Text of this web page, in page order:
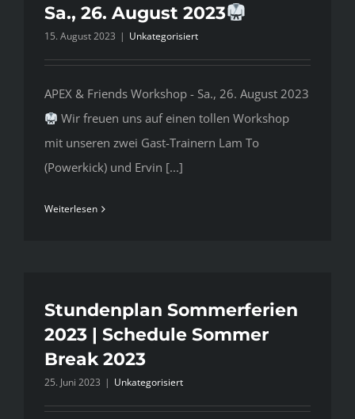
Sa., 26. August 2023
15. August 2023 | Unkategorisiert
APEX & Friends Workshop - Sa., 26. August 2023
Wir freuen uns auf einen tollen Workshop
mit unseren zwei Gast-Trainern Lam To
(Powerkick) und Ervin [...]
Weiterlesen
Stundenplan Sommerferien
2023 | Schedule Sommer
Break 2023
25. Juni 2023 | Unkategorisiert